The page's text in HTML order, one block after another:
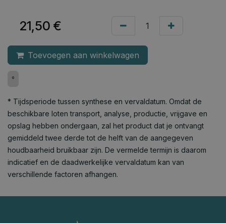
21,50 €
Toevoegen aan winkelwagen
°
* Tijdsperiode tussen synthese en vervaldatum. Omdat de
beschikbare loten transport, analyse, productie, vrijgave en
opslag hebben ondergaan, zal het product dat je ontvangt
gemiddeld twee derde tot de helft van de aangegeven
houdbaarheid bruikbaar zijn. De vermelde termijn is daarom
indicatief en de daadwerkelijke vervaldatum kan van
verschillende factoren afhangen.